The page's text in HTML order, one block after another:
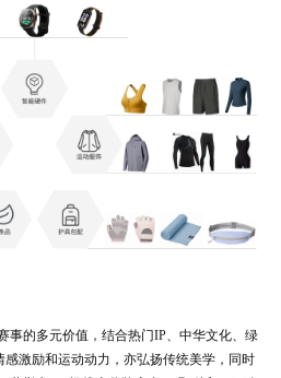
事的多元价值，结合热门IP、中华文化、绿
激励和运动动力，亦弘扬传统美学，同时